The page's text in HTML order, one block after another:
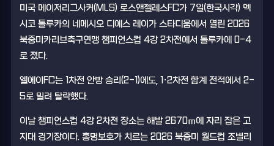
미국 메이저리그사커(MLS) 로스앤젤레스FC가 7일(한국시각) 멕
시코 톨루카의 네메시오 디에스 레이가 스타디움에서 열린 2026
북중미카리브축구연맹 챔피언스컵 4강 2차전에서 톨루카에 0-4
로 졌다.
엘에이FC는 1차전 안방 승리(2-1)에도, 1·2차전 합계 전적에서 2-
5로 밀려 탈락했다.
이날 챔피언스컵 4강 2차전 장소는 해발 2670ｍ에 자리 잡은 고
지대 경기장이다. 홍명보호가 치르는 2026 북중미 월드컵 조별리